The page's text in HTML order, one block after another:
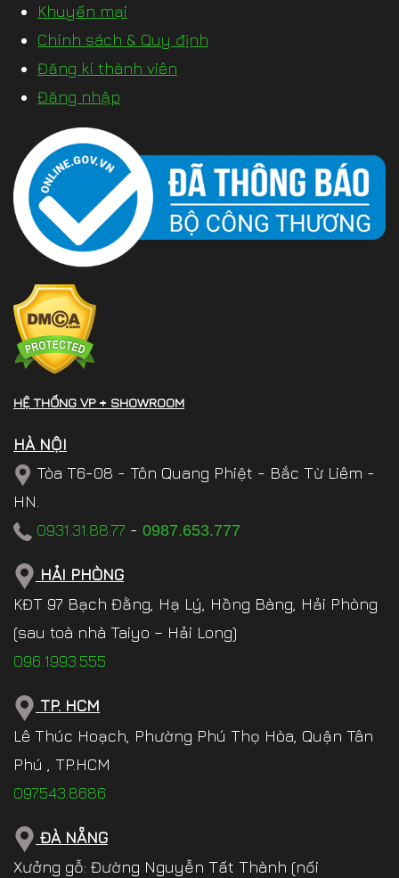
Khuyến mại
Chính sách & Quy định
Đăng kí thành viên
Đăng nhập
HỆ THỐNG VP + SHOWROOM
HÀ NỘI
Tòa T6-08 - Tôn Quang Phiệt - Bắc Từ Liêm -
HN.
0931.31.88.77 - 0987.653.777
HẢI PHÒNG
KĐT 97 Bạch Đằng, Hạ Lý, Hồng Bàng, Hải Phòng
(sau toà nhà Taiyo – Hải Long)
096.1993.555
TP. HCM
Lê Thúc Hoạch, Phường Phú Thọ Hòa, Quận Tân
Phú , TP.HCM
097.543.8686
ĐÀ NẴNG
Xưởng gỗ: Đường Nguyễn Tất Thành (nối